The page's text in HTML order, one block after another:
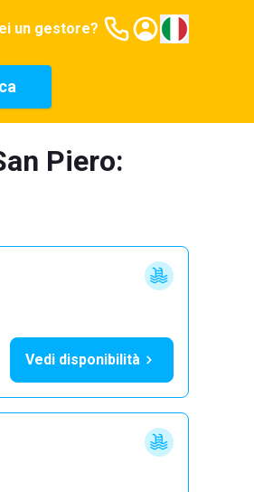
un gestore?
Piero:
Vedi disponibilità